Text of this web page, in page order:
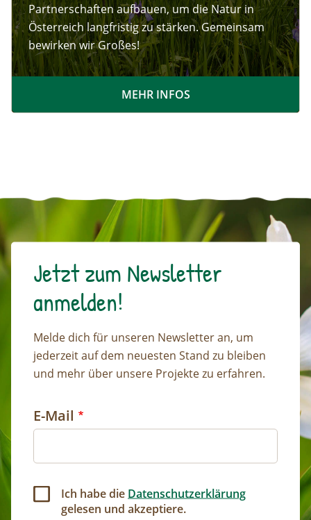
Partnerschaften aufbauen, um die Natur in
Österreich langfristig zu stärken. Gemeinsam
bewirken wir Großes!
MEHR INFOS
Jetzt zum Newsletter
anmelden!
Melde dich für unseren Newsletter an, um
jederzeit auf dem neuesten Stand zu bleiben
und mehr über unsere Projekte zu erfahren.
E-Mail
Ich habe die Datenschutzerklärung
gelesen und akzeptiere.